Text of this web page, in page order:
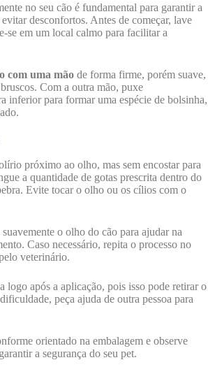
no seu cão é fundamental para garantir a
desconfortos. Antes de começar, lave
se em um local calmo para facilitar a
com uma mão de forma firme, porém suave,
Com a outra mão, puxe
inferior para formar uma espécie de bolsinha,
próximo ao olho, mas sem encostar para
a quantidade de gotas prescrita dentro do
Evite tocar o olho ou os cílios com o
o olho do cão para ajudar na
Caso necessário, repita o processo no
veterinário.
logo após a aplicação, pois isso pode retirar o
peça ajuda de outra pessoa para
orientado na embalagem e observe
a segurança do seu pet.